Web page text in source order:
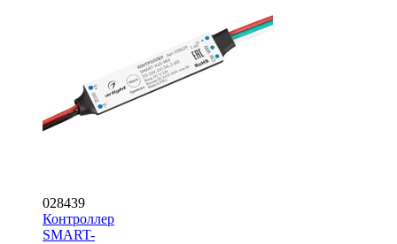
028439
Контроллер
SMART-